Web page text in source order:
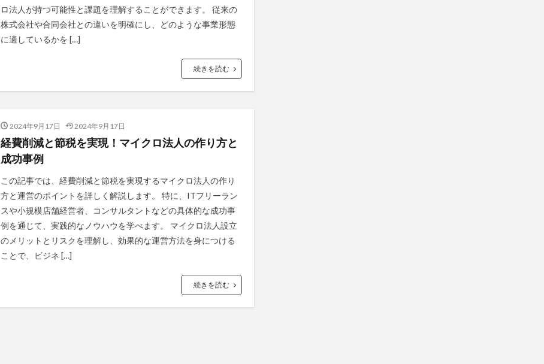
ロ法人が持つ可能性と課題を理解することができます。 従来の
株式会社や合同会社との違いを明確にし、どのような事業形態
に適しているかを […]
続きを読む
2024年9月17日 2024年9月17日
経費削減と節税を実現！マイクロ法人の作り方と
成功事例
この記事では、経費削減と節税を実現するマイクロ法人の作り
方と運営のポイントを詳しく解説します。 特に、ITフリーラン
スや小規模店舗経営者、コンサルタントなどの具体的な成功事
例を通じて、実践的なノウハウを学べます。 マイクロ法人設立
のメリットとリスクを理解し、効果的な運営方法を身につける
ことで、ビジネ […]
続きを読む